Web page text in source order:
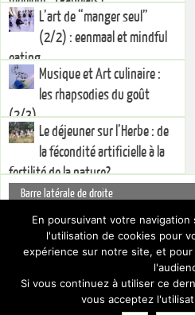
L’art de “manger seul”
(2/2) : eenmaal et mindful
eating
Musique et Art culinaire :
les rhapsodies du goût
(2/3)
Le déjeuner sur l’Herbe : de
la fécondité artificielle à la
fertilité de la nature?
Barre latérale de droite
You currently have no widgets set in
widgets via theDashboard.
Pour cacher cette barre latérale,
En poursuivant votre
l'utilisation de cookies pour
expérience sur notre site, et
Si vous continuez à utiliser ce
vous acceptez